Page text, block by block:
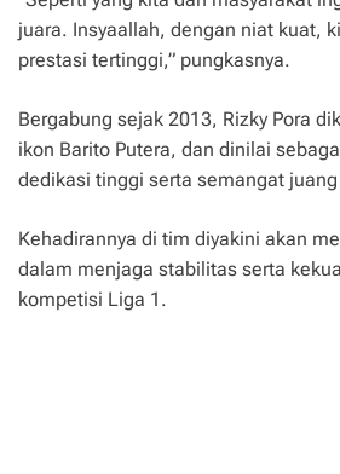
juara. Insyaallah, dengan niat kuat,
prestasi tertinggi,” pungkasnya.
Bergabung sejak 2013, Rizky Pora
ikon Barito Putera, dan dinilai
dedikasi tinggi serta semangat
Kehadirannya di tim diyakini akan
dalam menjaga stabilitas serta
kompetisi Liga 1.